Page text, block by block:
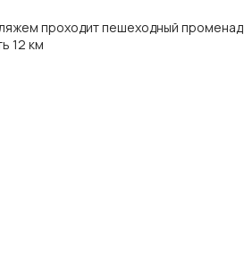
проходит пешеходный променад
12 км